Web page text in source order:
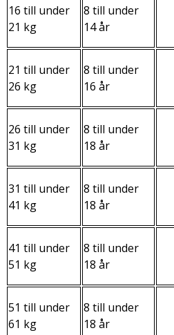
16 till under
21 kg
8 till under
14 år
21 till under
26 kg
8 till under
16 år
26 till under
31 kg
8 till under
18 år
31 till under
41 kg
8 till under
18 år
41 till under
51 kg
8 till under
18 år
51 till under
61 kg
8 till under
18 år